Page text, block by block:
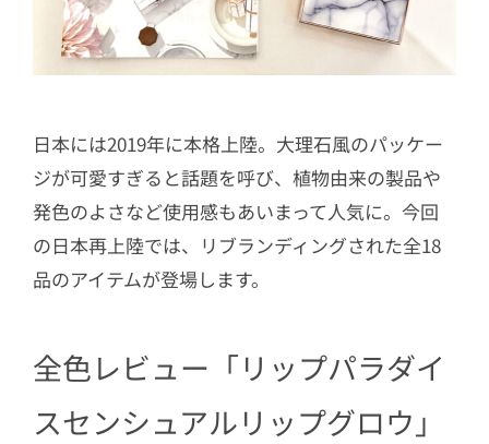
日本には2019年に本格上陸。大理石風のパッケー
ジが可愛すぎると話題を呼び、植物由来の製品や
発色のよさなど使用感もあいまって人気に。今回
の日本再上陸では、リブランディングされた全18
品のアイテムが登場します。
全色レビュー「リップパラダイ
スセンシュアルリップグロウ」